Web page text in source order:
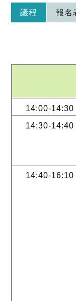
議程 報名
14:00-14:30
14:30-14:40
14:40-16:10